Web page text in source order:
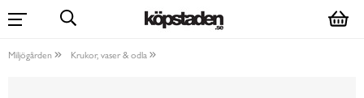
Miljögården Krukor, vaser & odla